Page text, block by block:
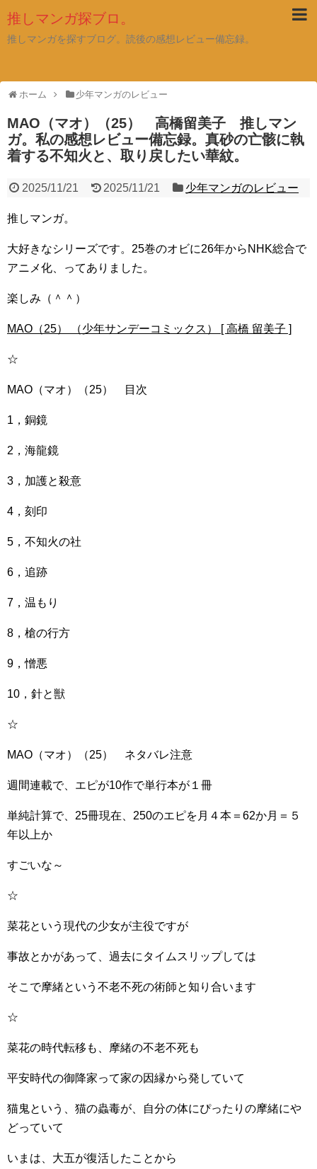
推しマンガ探ブロ。
推しマンガを探すブログ。読後の感想レビュー備忘録。
ホーム 少年マンガのレビュー
MAO（マオ）（25） 高橋留美子 推しマン
ガ。私の感想レビュー備忘録。真砂の亡骸に執
着する不知火と、取り戻したい華紋。
2025/11/21 2025/11/21 少年マンガのレビュー
推しマンガ。
大好きなシリーズです。25巻のオビに26年からNHK総合で
アニメ化、ってありました。
楽しみ（＾＾）
MAO（25） （少年サンデーコミックス） [ 高橋 留美子 ]
☆
MAO（マオ）（25） 目次
1，銅鏡
2，海龍鏡
3，加護と殺意
4，刻印
5，不知火の社
6，追跡
7，温もり
8，槍の行方
9，憎悪
10，針と獣
☆
MAO（マオ）（25） ネタバレ注意
週間連載で、エピが10作で単行本が１冊
単純計算で、25冊現在、250のエピを月４本＝62か月＝５
年以上か
すごいな～
☆
菜花という現代の少女が主役ですが
事故とかがあって、過去にタイムスリップしては
そこで摩緒という不老不死の術師と知り合います
☆
菜花の時代転移も、摩緒の不老不死も
平安時代の御降家って家の因縁から発していて
猫鬼という、猫の蟲毒が、自分の体にぴったりの摩緒にや
どっていて
いまは、大五が復活したことから